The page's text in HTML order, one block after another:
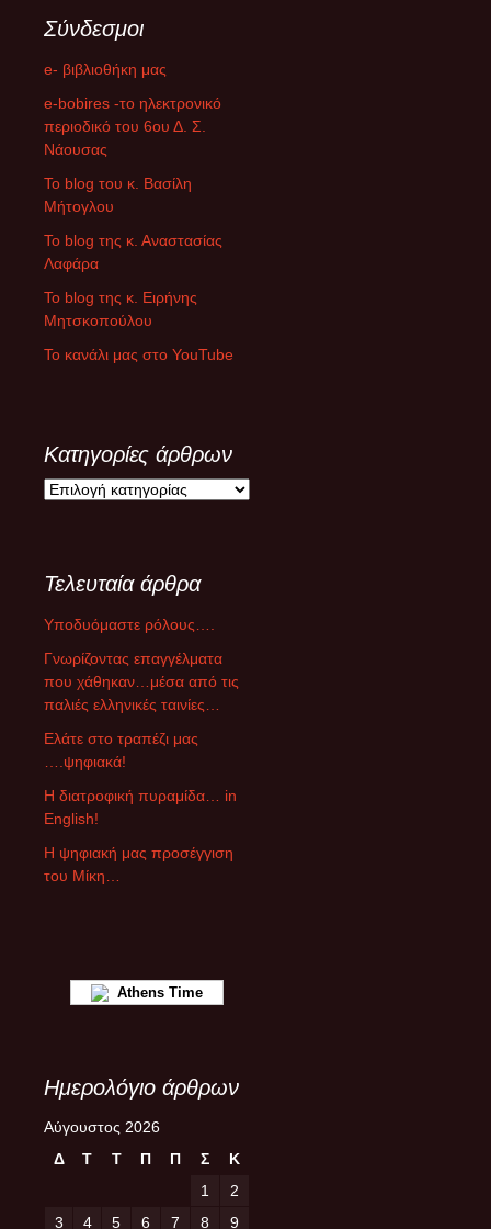
Σύνδεσμοι
e- βιβλιοθήκη μας
e-bobires -το ηλεκτρονικό
περιοδικό του 6ου Δ. Σ.
Νάουσας
To blog του κ. Βασίλη
Μήτογλου
Το blog της κ. Αναστασίας
Λαφάρα
Το blog της κ. Ειρήνης
Μητσκοπούλου
Το κανάλι μας στο YouTube
Κατηγορίες άρθρων
Κ
γ
ρ
ί
ρ
θ
ρ
ω
Τελευταία άρθρα
Υποδυόμαστε ρόλους….
Γνωρίζοντας επαγγέλματα
που χάθηκαν…μέσα από τις
παλιές ελληνικές ταινίες…
Ελάτε στο τραπέζι μας
….ψηφιακά!
Η διατροφική πυραμίδα… in
English!
Η ψηφιακή μας προσέγγιση
του Μίκη…
Athens Time
Ημερολόγιο άρθρων
Αύγουστος 2026
Δ
Τ Τ Π Π Σ
Κ
1
2
3
4 5 6 7 8 9